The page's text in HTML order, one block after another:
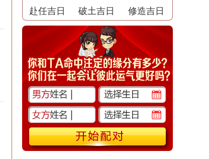
赴任吉日
破土吉日 修造吉日